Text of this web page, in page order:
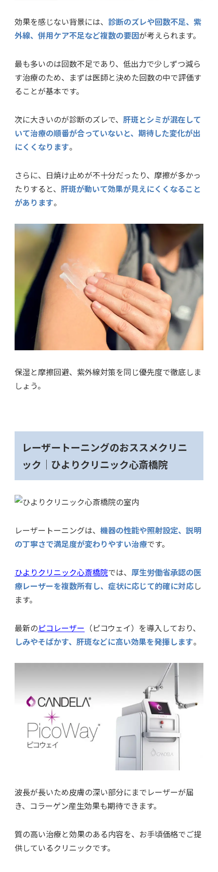
効果を感じない背景には、 診断のズレや回数不足、紫
外線、併用ケア不足など複数の要因が考えられます。
最も多いのは回数不足であり、低出力で少しずつ減ら
す治療のため、まずは医師と決めた回数の中で評価す
ることが基本です。
次に大きいのが診断のズレで、 肝斑とシミが混在して
いて治療の順番が合っていないと、期待した変化が出
にくくなります。
さらに、日焼け止めが不十分だったり、摩擦が多かっ
たりすると、 肝斑が動いて効果が見えにくくなること
があります。
保湿と摩擦回避、紫外線対策を同じ優先度で徹底しま
しょう。
レーザートーニングのおススメクリニ
ック｜ひよりクリニック心斎橋院
レーザートーニングは、 機器の性能や照射設定、説明
の丁寧さで満足度が変わりやすい治療です。
ひよりクリニック心斎橋院では、 厚生労働省承認の医
療レーザーを複数所有し、症状に応じて的確に対応し
ます。
最新のピコレーザー （ピコウェイ）を導入しており、
しみやそばかす、肝斑などに高い効果を発揮します。
波長が長いため皮膚の深い部分にまでレーザーが届
き、コラーゲン産生効果も期待できます。
質の高い治療と効果のある内容を、お手頃価格でご提
供しているクリニックです。